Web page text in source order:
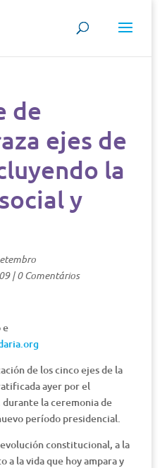
de
ejes de
la
y
|0 Comentários
e
de los cinco ejes de la
ayer por el
la ceremonia de
período presidencial.
constitucional, a la
a la vida que hoy ampara y